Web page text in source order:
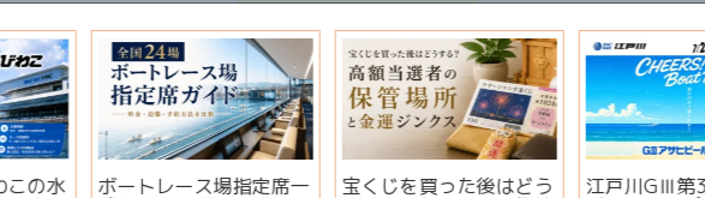
宝くじを買った後はどう 江戸川GⅢ第35回アサヒ 【2026年版】サマージ